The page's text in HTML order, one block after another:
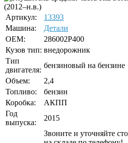
Артикул:
13393
Машина:
Детали
OEM:
286002P400
Кузов тип: внедорожник
Тип
двигателя:
бензиновый на бензине
Объем:
2,4
Топливо:
бензин
Коробка:
АКПП
Год
выпуска:
2015
Звоните и уточняйте